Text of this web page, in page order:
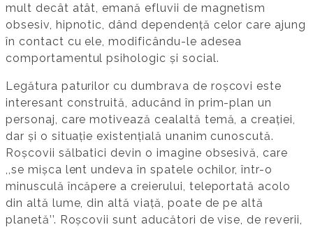
mult decât atât, emană efluvii de magnetism
obsesiv, hipnotic, dând dependență celor care ajung
în contact cu ele, modificându-le adesea
comportamentul psihologic și social.
Legătura paturilor cu dumbrava de roșcovi este
interesant construită, aducând în prim-plan un
personaj, care motivează cealaltă temă, a creației,
dar și o situație existențială unanim cunoscută.
Roșcovii sălbatici devin o imagine obsesivă, care
,,se mișca lent undeva în spatele ochilor, într-o
minusculă încăpere a creierului, teleportată acolo
din altă lume, din altă viață, poate de pe altă
planetă’’. Roșcovii sunt aducători de vise, de reverii,